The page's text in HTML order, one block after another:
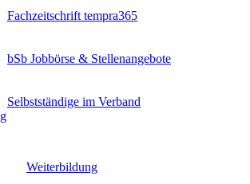
Fachzeitschrift tempra365
bSb Jobbörse & Stellenangebote
Selbstständige im Verband
Weiterbildung